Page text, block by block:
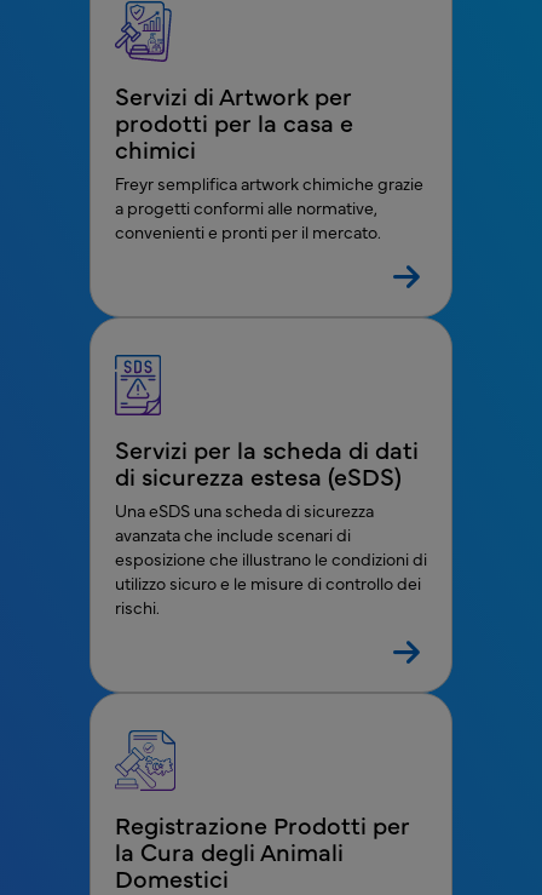
Servizi di Artwork per
prodotti per la casa e
chimici
Freyr semplifica artwork chimiche grazie
a progetti conformi alle normative,
convenienti e pronti per il mercato.
Servizi per la scheda di dati
di sicurezza estesa (eSDS)
Una eSDS una scheda di sicurezza
avanzata che include scenari di
esposizione che illustrano le condizioni di
utilizzo sicuro e le misure di controllo dei
rischi.
Registrazione Prodotti per
la Cura degli Animali
Domestici